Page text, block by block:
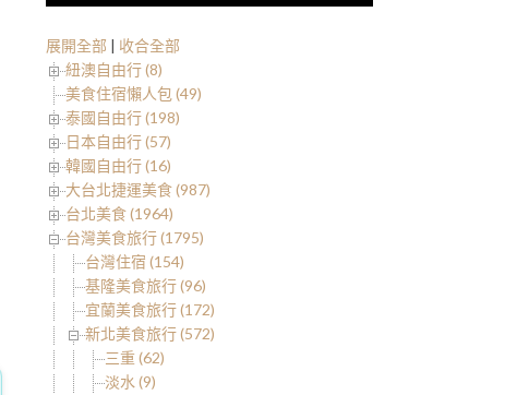
展開全部 | 收合全部
紐澳自由行 (8)
美食住宿懶人包 (49)
泰國自由行 (198)
日本自由行 (57)
韓國自由行 (16)
大台北捷運美食 (987)
台北美食 (1964)
台灣美食旅行 (1795)
台灣住宿 (154)
基隆美食旅行 (96)
宜蘭美食旅行 (172)
新北美食旅行 (572)
三重 (62)
淡水 (9)